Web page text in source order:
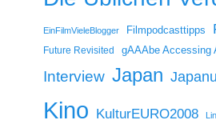
EinFilmVieleBlogger Filmpodcasttipps
Future Revisited
gAAAbe Accessing
Interview Japan
Kino KulturEURO2008